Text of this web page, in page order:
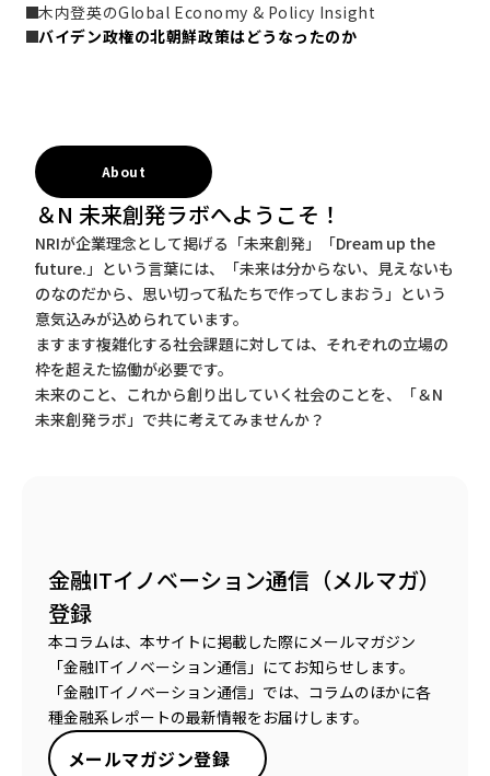
木内登英のGlobal Economy & Policy Insight
バイデン政権の北朝鮮政策はどうなったのか
About
＆N 未来創発ラボへようこそ！
NRIが企業理念として掲げる「未来創発」「Dream up the
future.」という言葉には、「未来は分からない、見えないも
のなのだから、思い切って私たちで作ってしまおう」という
意気込みが込められています。
ますます複雑化する社会課題に対しては、それぞれの立場の
枠を超えた協働が必要です。
未来のこと、これから創り出していく社会のことを、「＆N
未来創発ラボ」で共に考えてみませんか？
金融ITイノベーション通信（メルマガ）
登録
本コラムは、本サイトに掲載した際にメールマガジン
「金融ITイノベーション通信」にてお知らせします。
「金融ITイノベーション通信」では、コラムのほかに各
種金融系レポートの最新情報をお届けします。
メールマガジン登録